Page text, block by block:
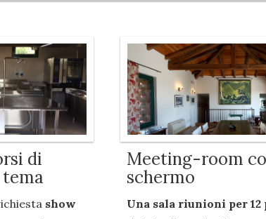
di
show
Meeting-room
schermo
Una sala riunioni per